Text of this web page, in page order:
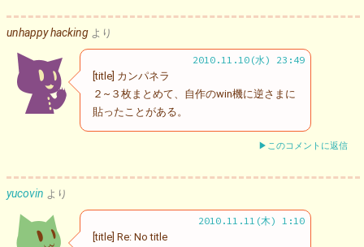
unhappy hacking より
2010.11.10(水) 23:49
[title] カンパネラ
２~３枚まとめて、自作のwin機に逆さまに
貼ったことがある。
▶このコメントに返信
yucovin より
2010.11.11(木) 1:10
[title] Re: No title